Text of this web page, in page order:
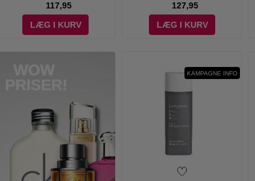
117,95
LÆG I KURV
127,95
LÆG I KURV
KAMPAGNE INFO